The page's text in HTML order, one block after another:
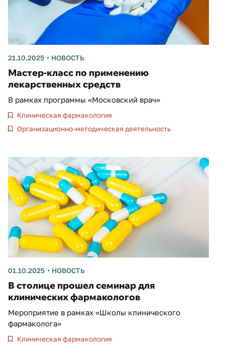
21.10.2025 НОВОСТЬ
Мастер-класс по применению
лекарственных средств
В рамках программы «Московский врач»
Клиническая фармакология
Организационно-методическая деятельность
01.10.2025 НОВОСТЬ
В столице прошел семинар для
клинических фармакологов
Мероприятие в рамках «Школы клинического
фармаколога»
Клиническая фармакология